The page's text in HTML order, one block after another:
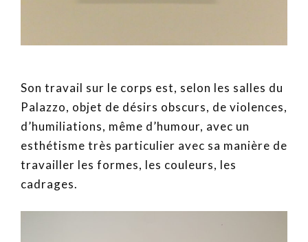
Son travail sur le corps est, selon les salles du
Palazzo, objet de désirs obscurs, de violences,
d’humiliations, même d’humour, avec un
esthétisme très particulier avec sa manière de
travailler les formes, les couleurs, les
cadrages.